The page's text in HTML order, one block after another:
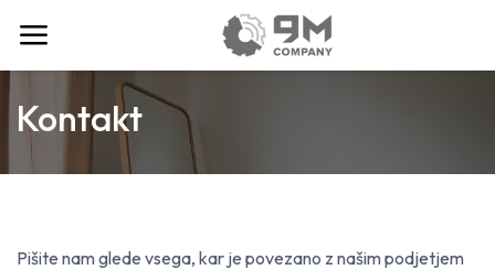
Kontakt
Pišite nam glede vsega, kar je povezano z našim podjetjem